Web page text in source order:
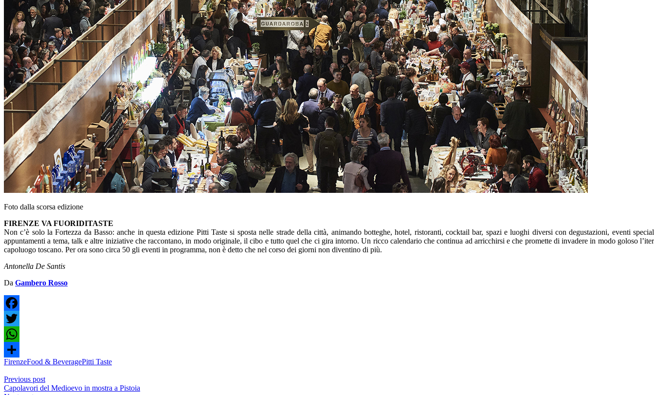
Foto dalla scorsa edizione
FIRENZE VA FUORIDITASTE
Non c’è solo la Fortezza da Basso: anche in questa edizione Pitti Taste si sposta nelle strade della città, animando botteghe, hotel, ristoranti, cocktail bar, spazi e luoghi diversi con degustazioni, eventi
appuntamenti a tema, talk e altre iniziative che raccontano, in modo originale, il cibo e tutto quel che ci gira intorno. Un ricco calendario che continua ad arricchirsi e che promette di invadere in modo goloso
capoluogo toscano. Per ora sono circa 50 gli eventi in programma, non è detto che nel corso dei giorni non diventino di più.
Antonella De Santis
Da Gambero Rosso
Facebook
Twitter
WhatsApp
Share
FirenzeFood & BeveragePitti Taste
Previous post
Capolavori del Medioevo in mostra a Pistoia